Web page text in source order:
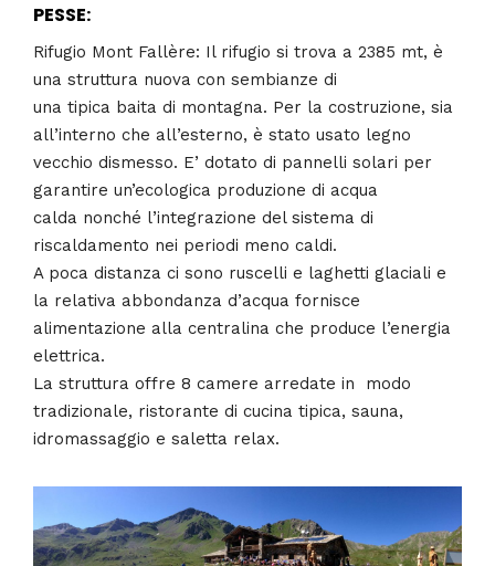
PESSE:
Rifugio Mont Fallère: Il rifugio si trova a 2385 mt, è
una struttura nuova con sembianze di
una tipica baita di montagna. Per la costruzione, sia
all’interno che all’esterno, è stato usato legno
vecchio dismesso. E’ dotato di pannelli solari per
garantire un’ecologica produzione di acqua
calda nonché l’integrazione del sistema di
riscaldamento nei periodi meno caldi.
A poca distanza ci sono ruscelli e laghetti glaciali e
la relativa abbondanza d’acqua fornisce
alimentazione alla centralina che produce l’energia
elettrica.
La struttura offre 8 camere arredate in modo
tradizionale, ristorante di cucina tipica, sauna,
idromassaggio e saletta relax.